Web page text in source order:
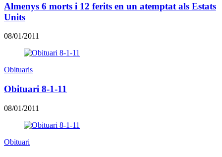
Almenys 6 morts i 12 ferits en un atemptat als Estats
Units
08/01/2011
Obituaris
Obituari 8-1-11
08/01/2011
Obituari